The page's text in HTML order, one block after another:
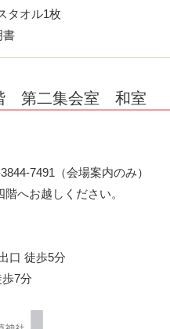
タオル1枚
書
第二集会室 和室
7491（会場案内のみ）
へお越しください。
口 徒歩5分
7分